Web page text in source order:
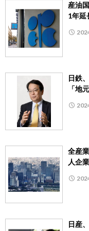
産油
1年延
日鉄
「地
全産
人企
日産